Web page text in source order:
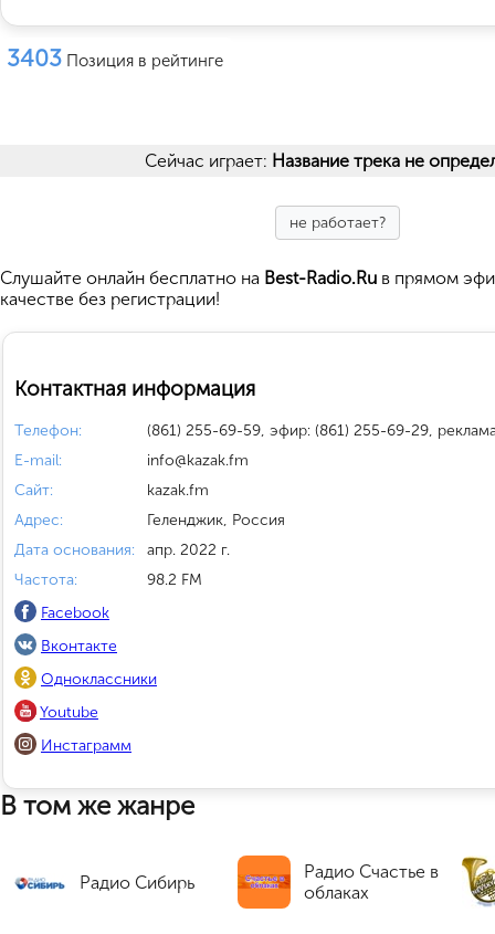
3403 Позиция в рейтинге
Сейчас играет: Название трека не
не работает?
Cлушайте онлайн бесплатно на Best-Radio.Ru в прямом
качестве без регистрации!
Контактная информация
Телефон:
(861) 255-69-59, эфир: (861) 255-69-29,
E-mail:
info@kazak.fm
Сайт:
kazak.fm
Адрес:
Геленджик, Россия
Дата основания:
апр. 2022 г.
Частота:
98.2 FM
Facebook
Вконтакте
Одноклассники
Youtube
Инстаграмм
В том же жанре
Радио Сибирь
Радио Счастье в
облаках